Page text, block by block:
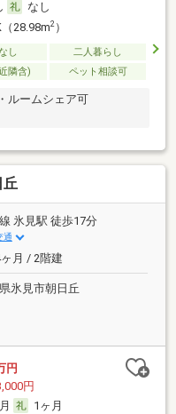
なし
28.98m2）
し
二人暮らし
隣含) ペット相談可
ルームシェア可
丘
氷見駅 徒歩17分
通
月 / 2階建
氷見市朝日丘
円
円
1ヶ月